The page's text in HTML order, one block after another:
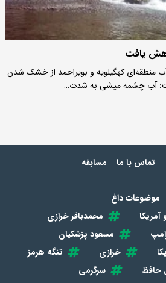
یافت
منطقه‌ای کهگیلویه و بویراحمد از خشک شدن
آب چشمه میشی به شدت…
تماس با ما مسابقه
موضوعات داغ
محمدباقر خرازی
مسعود پزشکیان
خرازی
تنگه هرمز
حافظ
سرگرمی